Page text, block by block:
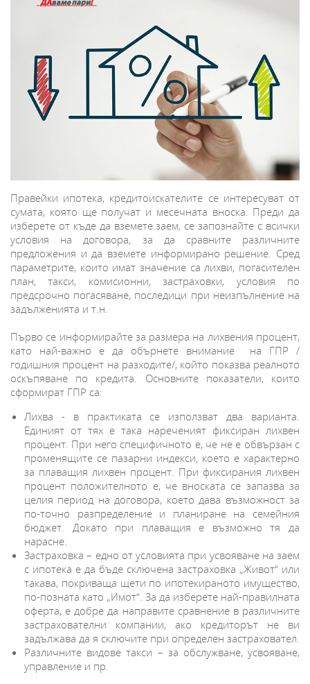
Правейки ипотека, кредитоискателите се интересуват от
сумата, която ще получат и месечната вноска. Преди да
изберете от къде да вземете заем, се запознайте с всички
условия на договора, за да сравните различните
предложения и да вземете информирано решение. Сред
параметрите, които имат значение са лихви, погасителен
план, такси, комисионни, застраховки, условия по
предсрочно погасяване, последици при неизпълнение на
задълженията и т.н.
Първо се информирайте за размера на лихвения процент,
като най-важно е да обърнете внимание на ГПР /
годишния процент на разходите/, който показва реалното
оскъпяване по кредита. Основните показатели, които
сформират ГПР са:
Лихва - в практиката се използват два варианта.
Единият от тях е така нареченият фиксиран лихвен
процент. При него специфичното е, че не е обвързан с
променящите се пазарни индекси, което е характерно
за плаващия лихвен процент. При фиксирания лихвен
процент положителното е, че вноската се запазва за
целия период на договора, което дава възможност за
по-точно разпределение и планиране на семейния
бюджет. Докато при плаващия е възможно тя да
нарасне.
Застраховка – едно от условията при усвояване на заем
с ипотека е да бъде сключена застраховка „Живот“ или
такава, покриваща щети по ипотекираното имущество,
по-позната като „Имот“. За да изберете най-правилната
оферта, е добре да направите сравнение в различните
застрахователни компании, ако кредиторът не ви
задължава да я сключите при определен застраховател.
Различните видове такси – за обслужване, усвояване,
управление и пр.